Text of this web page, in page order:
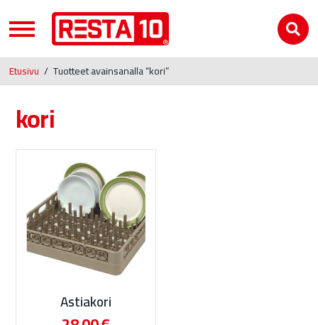
Etusivu / Tuotteet avainsanalla “kori”
kori
Astiakori